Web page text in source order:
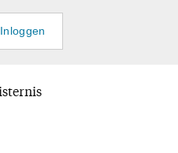
Inloggen